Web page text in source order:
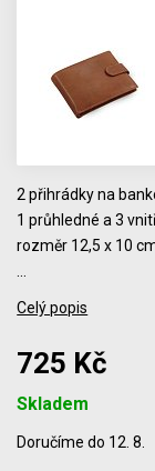
2 přihrádky na
1 průhledné a 3
rozměr 12,5 x 10
Celý popis
725 Kč
Skladem
Doručíme do 12. 8.